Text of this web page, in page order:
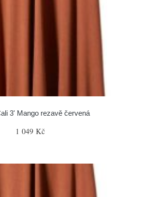
3' Mango rezavě červená
1 049 Kč